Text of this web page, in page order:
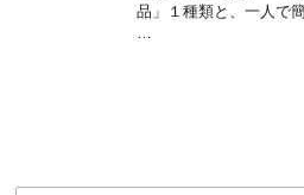
品」１種類と、一人で